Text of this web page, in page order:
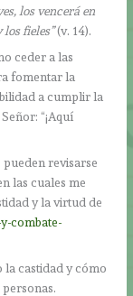
los vencerá en
fieles”(v. 14).
ceder a las
fomentar la
a cumplir la
“¡Aquí
pueden revisarse
las cuales me
y la virtud de
combate-
la castidad y cómo